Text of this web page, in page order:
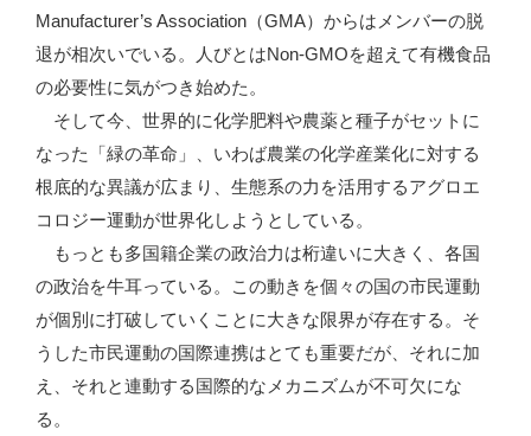
Manufacturer’s Association（GMA）からはメンバーの脱
退が相次いでいる。人びとはNon-GMOを超えて有機食品
の必要性に気がつき始めた。
そして今、世界的に化学肥料や農薬と種子がセットに
なった「緑の革命」、いわば農業の化学産業化に対する
根底的な異議が広まり、生態系の力を活用するアグロエ
コロジー運動が世界化しようとしている。
もっとも多国籍企業の政治力は桁違いに大きく、各国
の政治を牛耳っている。この動きを個々の国の市民運動
が個別に打破していくことに大きな限界が存在する。そ
うした市民運動の国際連携はとても重要だが、それに加
え、それと連動する国際的なメカニズムが不可欠にな
る。